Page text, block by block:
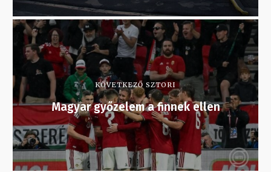
KÖVETKEZŐ SZTORI
Magyar győzelem a finnek ellen